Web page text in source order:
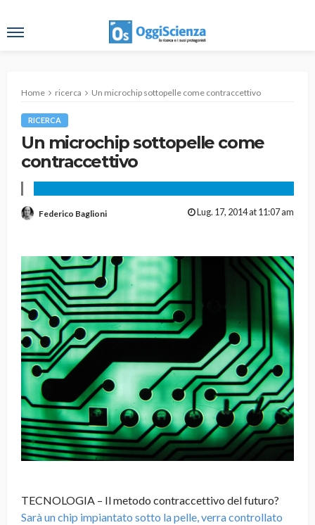
Home ricerca Un microchip sottopelle come contraccettivo
RICERCA
Un microchip sottopelle come
contraccettivo
Federico Baglioni Lug. 17, 2014 at 11:07 am
TECNOLOGIA – Il metodo contraccettivo del futuro?
Sarà un chip impiantato sotto la pelle, verra controllato